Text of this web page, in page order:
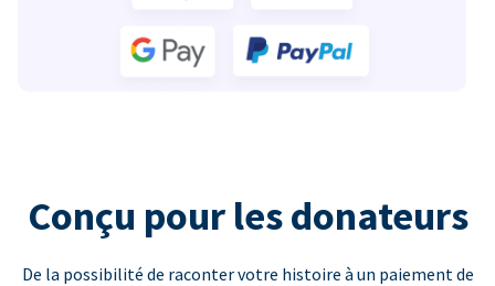
Conçu pour les donateurs
De la possibilité de raconter votre histoire à un paiement de